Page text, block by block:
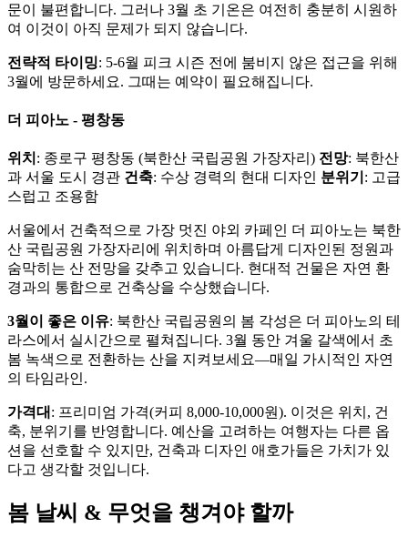
문이 불편합니다. 그러나 3월 초 기온은 여전히 충분히 시원하
여 이것이 아직 문제가 되지 않습니다.
전략적 타이밍: 5-6월 피크 시즌 전에 붐비지 않은 접근을 위해
3월에 방문하세요. 그때는 예약이 필요해집니다.
더 피아노 - 평창동
위치 : 종로구 평창동 (북한산 국립공원 가장자리) 전망: 북한산
과 서울 도시 경관 건축: 수상 경력의 현대 디자인 분위기 : 고급
스럽고 조용함
서울에서 건축적으로 가장 멋진 야외 카페인 더 피아노는 북한
산 국립공원 가장자리에 위치하며 아름답게 디자인된 정원과
숨막히는 산 전망을 갖추고 있습니다. 현대적 건물은 자연 환
경과의 통합으로 건축상을 수상했습니다.
3월이 좋은 이유: 북한산 국립공원의 봄 각성은 더 피아노의 테
라스에서 실시간으로 펼쳐집니다. 3월 동안 겨울 갈색에서 초
봄 녹색으로 전환하는 산을 지켜보세요—매일 가시적인 자연
의 타임라인.
가격대 : 프리미엄 가격(커피 8,000-10,000원). 이것은 위치, 건
축, 분위기를 반영합니다. 예산을 고려하는 여행자는 다른 옵
션을 선호할 수 있지만, 건축과 디자인 애호가들은 가치가 있
다고 생각할 것입니다.
봄 날씨 & 무엇을 챙겨야 할까